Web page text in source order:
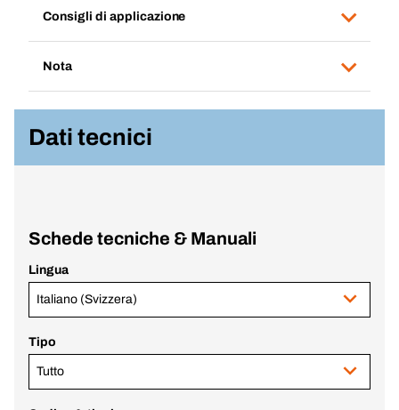
Consigli di applicazione
Nota
Dati tecnici
Schede tecniche & Manuali
Lingua
Italiano (Svizzera)
Tipo
Tutto